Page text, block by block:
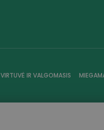
VIRTUVĖ IR VALGOMASIS